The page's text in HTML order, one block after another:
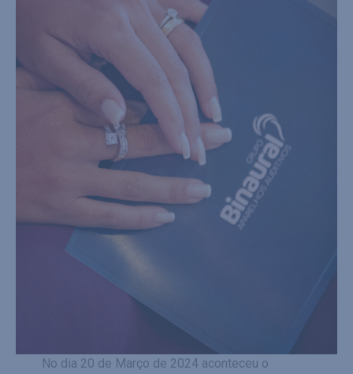
No dia 20 de Março de 2024 aconteceu o